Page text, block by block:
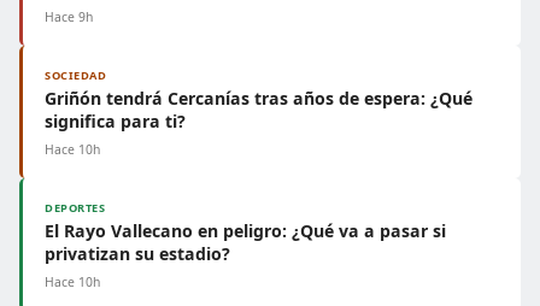
Hace 9h
SOCIEDAD
Griñón tendrá Cercanías tras años de espera: ¿Qué
significa para ti?
Hace 10h
DEPORTES
El Rayo Vallecano en peligro: ¿Qué va a pasar si
privatizan su estadio?
Hace 10h